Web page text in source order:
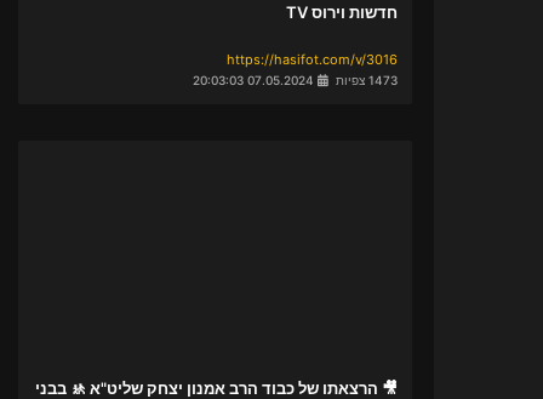
חדשות וירוס TV
https://hasifot.com/v/3016
1473 צפיות
🎥 הרצאתו של כבוד הרב אמנון יצחק שליט"א 🚸 בבני